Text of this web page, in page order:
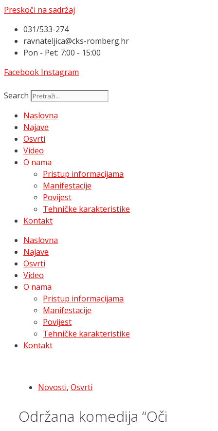
Preskoči na sadržaj
031/533-274
ravnateljica@cks-romberg.hr
Pon - Pet: 7:00 - 15:00
Facebook Instagram
Search
Naslovna
Najave
Osvrti
Video
O nama
Pristup informacijama
Manifestacije
Povijest
Tehničke karakteristike
Kontakt
Naslovna
Najave
Osvrti
Video
O nama
Pristup informacijama
Manifestacije
Povijest
Tehničke karakteristike
Kontakt
Novosti, Osvrti
Održana komedija “Oči